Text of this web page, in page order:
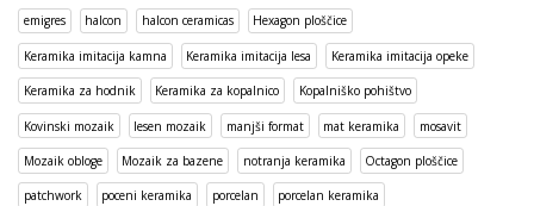
emigres halcon halcon ceramicas Hexagon ploščice
Keramika imitacija kamna Keramika imitacija lesa Keramika imitacija opeke
Keramika za hodnik Keramika za kopalnico Kopalniško pohištvo
Kovinski mozaik lesen mozaik manjši format mat keramika mosavit
Mozaik obloge Mozaik za bazene notranja keramika Octagon ploščice
patchwork poceni keramika porcelan porcelan keramika